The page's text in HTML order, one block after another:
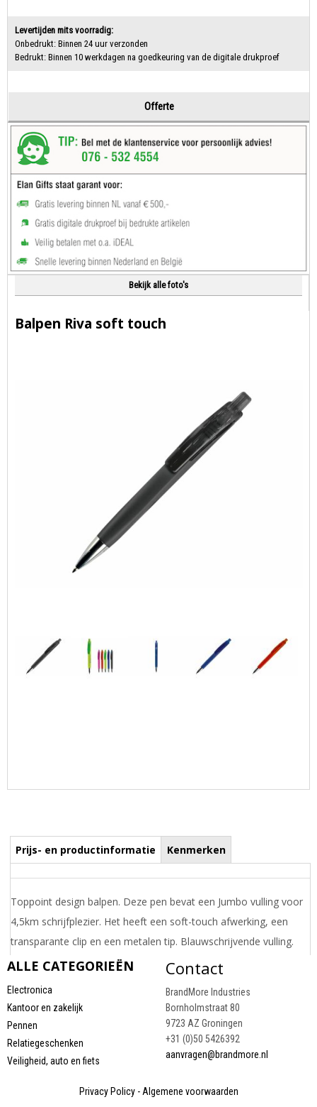
Levertijden mits voorradig:
Onbedrukt: Binnen 24 uur verzonden
Bedrukt: Binnen 10 werkdagen na goedkeuring van de digitale drukproef
Offerte
Bekijk alle foto's
Balpen Riva soft touch
Prijs- en productinformatie Kenmerken
Toppoint design balpen. Deze pen bevat een Jumbo vulling voor
4,5km schrijfplezier. Het heeft een soft-touch afwerking, een
transparante clip en een metalen tip. Blauwschrijvende vulling.
Draai uw mobiel voor de Prijs informatie
Contact
BrandMore Industries
Bornholmstraat 80
9723 AZ Groningen
+31 (0)50 5426392
aanvragen@brandmore.nl
ALLE CATEGORIEËN
Electronica
Kantoor en zakelijk
Pennen
Relatiegeschenken
Veiligheid, auto en fiets
Privacy Policy- Algemene voorwaarden